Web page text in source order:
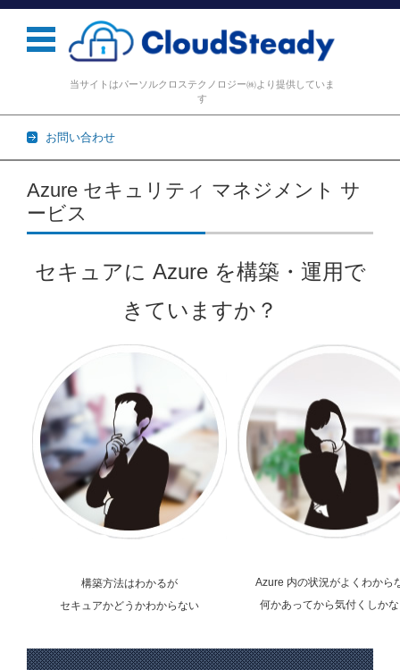
当サイトはパーソルクロステクノロジー㈱より提供していま
す
お問い合わせ
コンテンツに移動
Azure セキュリティ マネジメント サ
ービス
セキュアに Azure を構築・運用で
きていますか ？
構築方法はわかるが
セキュアかどうかわからない
Azure 内の状況がよくわから
何かあってから気付くしか